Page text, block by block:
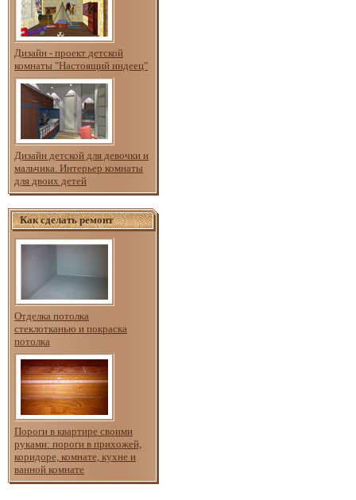
Дизайн - проект детской
комнаты "Настоящий индеец"
Дизайн детской для девочки и
мальчика. Интерьер комнаты
для двоих детей
Как сделать ремонт
Отделка потолка
стеклотканью и покраска
потолка
Пороги в квартире своими
руками: пороги в прихожей,
коридоре, комнате, кухне и
ванной комнате